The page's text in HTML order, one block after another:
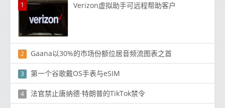
1 Verizon虚拟助手可远程帮助客户
2 Gaana以30%的市场份额位居音频流图表之首
3 第一个谷歌戴OS手表与eSIM
4 法官禁止唐纳德·特朗普的TikTok禁令